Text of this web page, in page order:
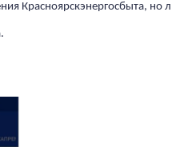
Красноярскэнергосбыта, но